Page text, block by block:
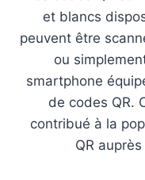
et blancs
peuvent être
ou
smartphone
de codes QR.
contribué à la
QR